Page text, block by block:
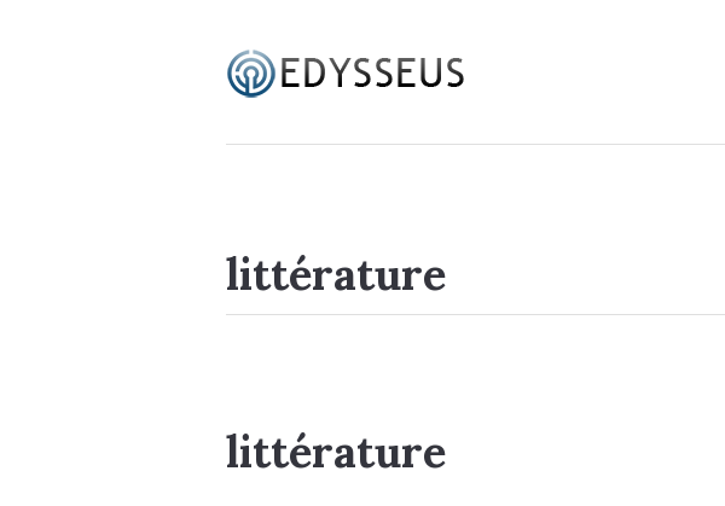
littérature
littérature